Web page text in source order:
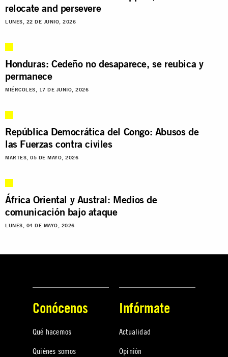
relocate and persevere
LUNES, 22 DE JUNIO, 2026
Honduras: Cedeño no desaparece, se reubica y
permanece
MIÉRCOLES, 17 DE JUNIO, 2026
República Democrática del Congo: Abusos de
las Fuerzas contra civiles
MARTES, 05 DE MAYO, 2026
África Oriental y Austral: Medios de
comunicación bajo ataque
LUNES, 04 DE MAYO, 2026
Conócenos
Qué hacemos
Quiénes somos
Infórmate
Actualidad
Opinión